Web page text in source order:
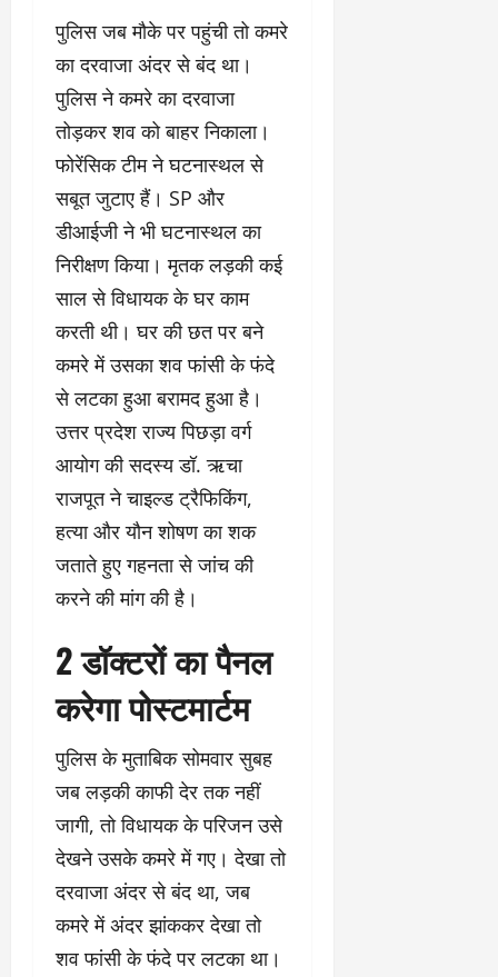
पुलिस जब मौके पर पहुंची तो कमरे
का दरवाजा अंदर से बंद था।
पुलिस ने कमरे का दरवाजा
तोड़कर शव को बाहर निकाला।
फोरेंसिक टीम ने घटनास्थल से
सबूत जुटाए हैं। SP और
डीआईजी ने भी घटनास्थल का
निरीक्षण किया। मृतक लड़की कई
साल से विधायक के घर काम
करती थी। घर की छत पर बने
कमरे में उसका शव फांसी के फंदे
से लटका हुआ बरामद हुआ है।
उत्तर प्रदेश राज्य पिछड़ा वर्ग
आयोग की सदस्य डॉ. ऋचा
राजपूत ने चाइल्ड ट्रैफिकिंग,
हत्या और यौन शोषण का शक
जताते हुए गहनता से जांच की
करने की मांग की है।
2 डॉक्टरों का पैनल
करेगा पोस्टमार्टम
पुलिस के मुताबिक सोमवार सुबह
जब लड़की काफी देर तक नहीं
जागी, तो विधायक के परिजन उसे
देखने उसके कमरे में गए। देखा तो
दरवाजा अंदर से बंद था, जब
कमरे में अंदर झांककर देखा तो
शव फांसी के फंदे पर लटका था।